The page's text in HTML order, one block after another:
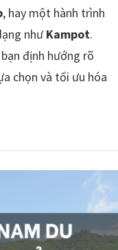
, hay một hành trình
như Kampot.
định hướng rõ
chọn và tối ưu hóa